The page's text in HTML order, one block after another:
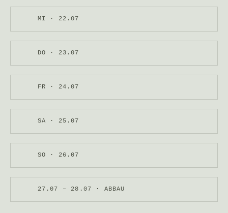
MI · 22.07
DO · 23.07
FR · 24.07
SA · 25.07
SO · 26.07
27.07 – 28.07 · ABBAU